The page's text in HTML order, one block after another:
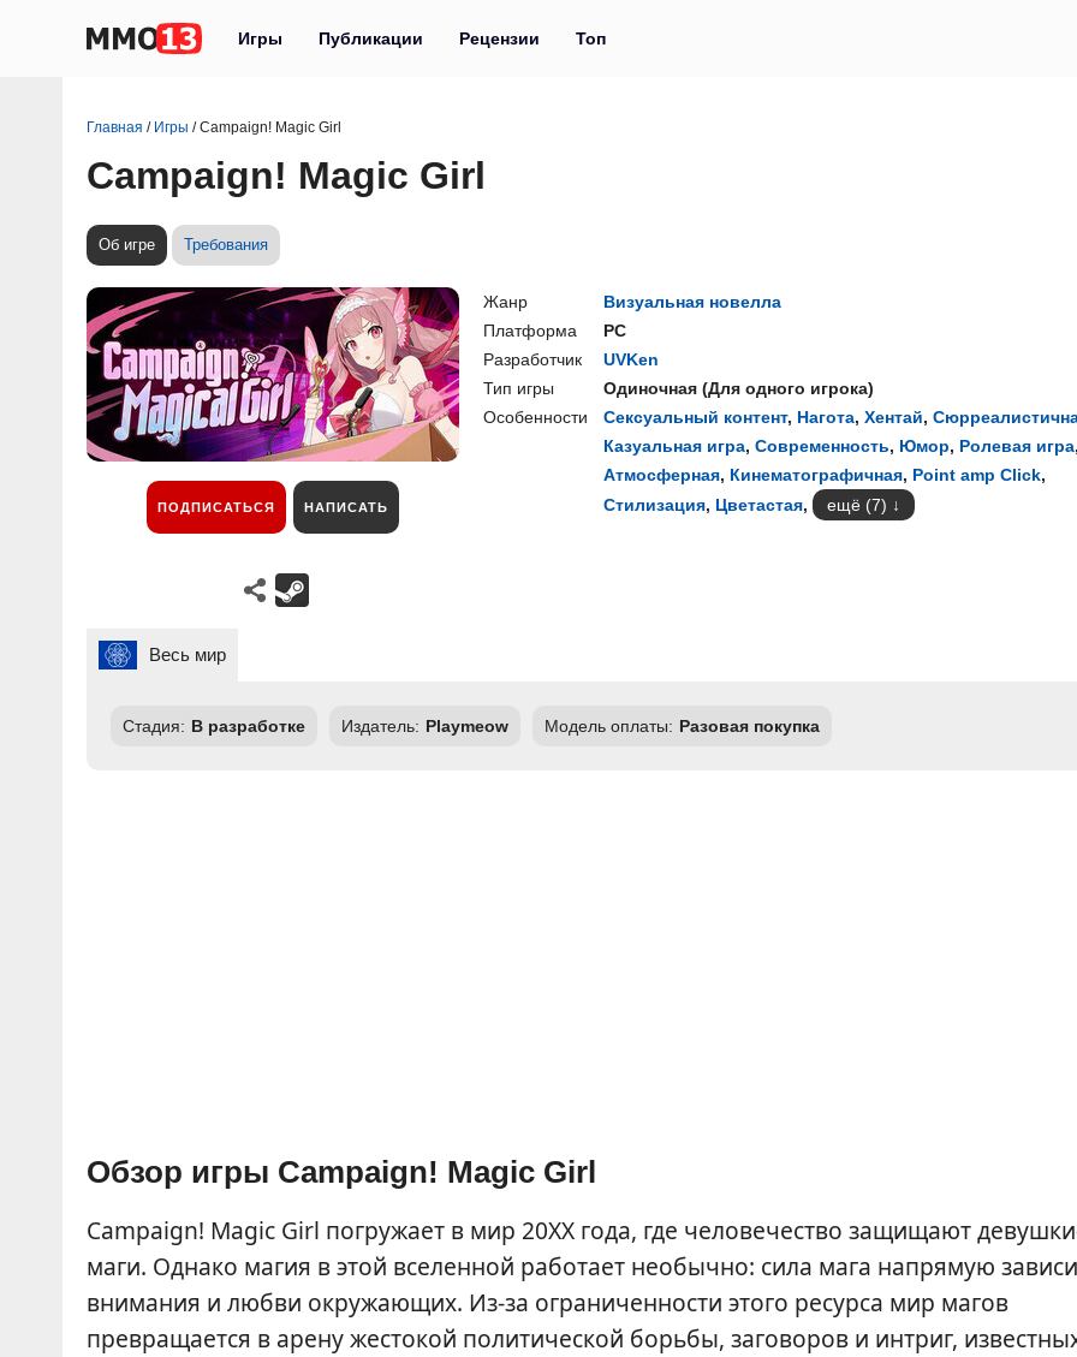
Игры Публикации Рецензии Топ
Главная / Игры /Campaign! Magic Girl
Campaign! Magic Girl
Об игре Требования
ПОДПИСАТЬСЯ НАПИСАТЬ
Жанр
Визуальная новелла
Платформа
PC
Разработчик
UVKen
Тип игры
Одиночная (Для одного игрока)
Особенности
Сексуальный контент, Нагота, Хентай,
Казуальная игра, Современность, Юмор, Ролевая игра
Атмосферная, Кинематографичная, Point amp Click,
Стилизация, Цветастая, ещё (7)
Весь мир
Стадия: В разработке Издатель: Playmeow Модель оплаты: Разовая покупка
Обзор игры Campaign! Magic Girl
Campaign! Magic Girl погружает в мир 20XX года, где человечество защищают
маги. Однако магия в этой вселенной работает необычно: сила мага напрямую
внимания и любви окружающих. Из-за ограниченности этого ресурса мир магов
превращается в арену жестокой политической борьбы, заговоров и интриг,